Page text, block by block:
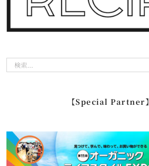
【Special Partner】